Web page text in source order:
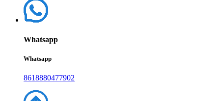
Whatsapp
Whatsapp
8618880477902